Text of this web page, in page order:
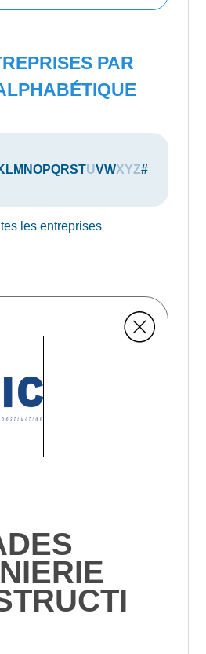
PAR
LM NOPQRSTUVWXYZ#
les entreprises